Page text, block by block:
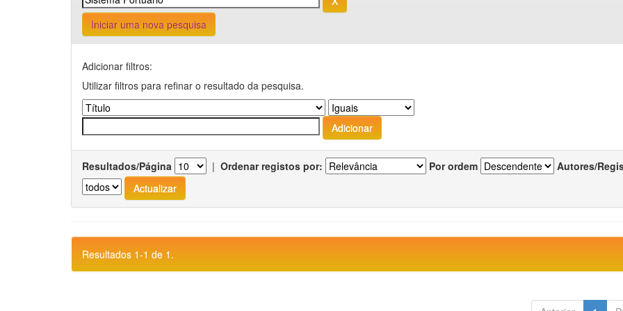
Iniciar uma nova pesquisa
Adicionar filtros:
Utilizar filtros para refinar o resultado da pesquisa.
Resultados/Página | Ordenar registos por: Por ordem Autores/
Resultados 1-1 de 1.